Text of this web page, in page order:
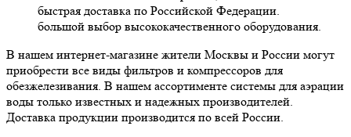
быстрая доставка по Российской Федерации.
большой выбор высококачественного оборудования.
В нашем интернет-магазине жители Москвы и России могут
приобрести все виды фильтров и компрессоров для
обезжелезивания. В нашем ассортименте системы для аэрации
воды только известных и надежных производителей.
Доставка продукции производится по всей России.